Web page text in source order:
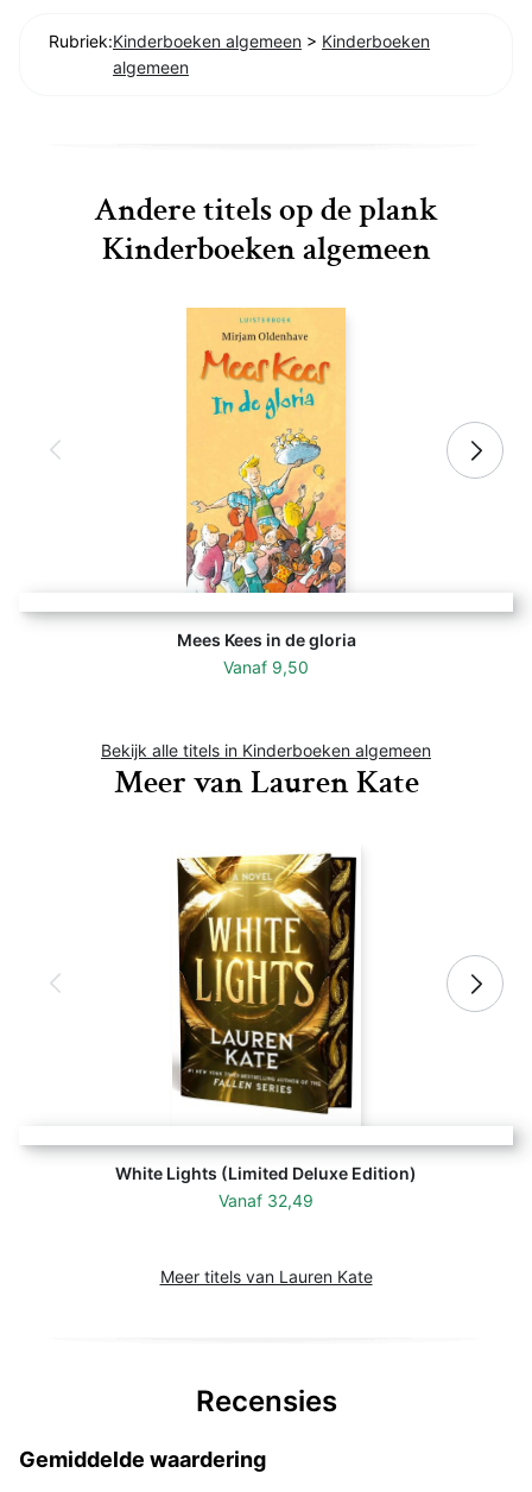
Rubriek:Kinderboeken algemeen > Kinderboeken
algemeen
Andere titels op de plank
Kinderboeken algemeen
Mees Kees in de gloria
Vanaf 9,50
Bekijk alle titels in Kinderboeken algemeen
Meer van Lauren Kate
White Lights (Limited Deluxe Edition)
Vanaf 32,49
Meer titels van Lauren Kate
Recensies
Gemiddelde waardering